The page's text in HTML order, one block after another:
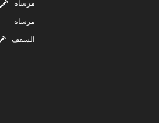
مرساة
مرساة
السقف